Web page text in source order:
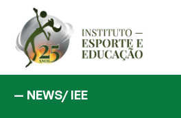
— NEWS/IEE